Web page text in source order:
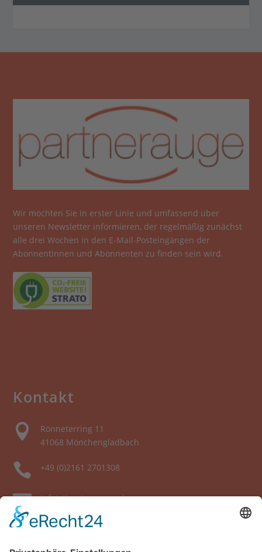
Wir möchten Sie in erster Linie und umfassend über
unseren Newsletter informieren, der regelmäßig zunächst
alle drei Wochen in den E-Mail-Posteingängen der
Abonnentinnen und Abonnenten zu finden sein wird.
Kontakt

Rönneterring 11
41068 Mönchengladbach
 +49 (0)2161 2701308
 info(at)partnerauge.de